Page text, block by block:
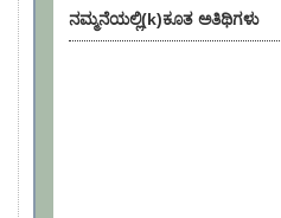
ನಮ್ಮನೆಯಲ್ಲಿ(k)ಕೂತ ಅತಿಥಿಗಳು